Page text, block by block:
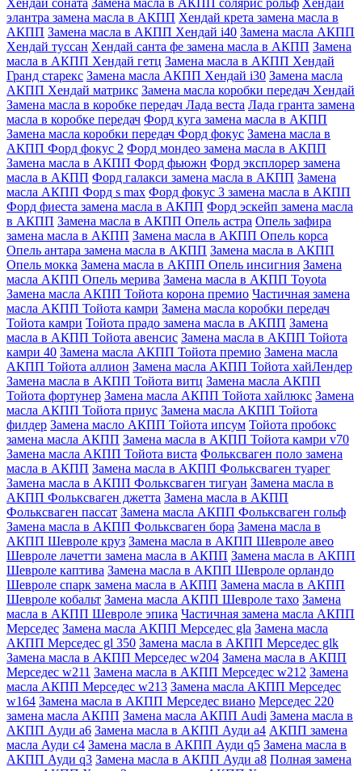
элантра замена масла в АКПП Хендай крета замена масла в
АКПП Замена масла в АКПП Хендай i40 Замена масла АКПП
Хендай туссан Хендай санта фе замена масла в АКПП Замена
масла в АКПП Хендай гетц Замена масла в АКПП Хендай
Гранд старекс Замена масла АКПП Хендай i30 Замена масла
АКПП Хендай матрикс Замена масла коробки передач Хендай
Замена масла в коробке передач Лада веста Лада гранта замена
масла в коробке передач Форд куга замена масла в АКПП
Замена масла коробки передач Форд фокус Замена масла в
АКПП Форд фокус 2 Форд мондео замена масла в АКПП
Замена масла в АКПП Форд фьюжн Форд эксплорер замена
масла в АКПП Форд галакси замена масла в АКПП Замена
масла АКПП Форд s max Форд фокус 3 замена масла в АКПП
Форд фиеста замена масла в АКПП Форд эскейп замена масла
в АКПП Замена масла в АКПП Опель астра Опель зафира
замена масла в АКПП Замена масла в АКПП Опель корса
Опель антара замена масла в АКПП Замена масла в АКПП
Опель мокка Замена масла в АКПП Опель инсигния Замена
масла АКПП Опель мерива Замена масла в АКПП Toyota
Замена масла АКПП Тойота корона премио Частичная замена
масла АКПП Тойота камри Замена масла коробки передач
Тойота камри Тойота прадо замена масла в АКПП Замена
масла в АКПП Тойота авенсис Замена масла в АКПП Тойота
камри 40 Замена масла АКПП Тойота премио Замена масла
АКПП Тойота аллион Замена масла АКПП Тойота хайЛендер
Замена масла в АКПП Тойота витц Замена масла АКПП
Тойота фортунер Замена масла АКПП Тойота хайлюкс Замена
масла АКПП Тойота приус Замена масла АКПП Тойота
филдер Замена масло АКПП Тойота ипсум Тойота пробокс
замена масла АКПП Замена масла в АКПП Тойота камри v70
Замена масла АКПП Тойота виста Фольксваген поло замена
масла в АКПП Замена масла в АКПП Фольксваген туарег
Замена масла в АКПП Фольксваген тигуан Замена масла в
АКПП Фольксваген джетта Замена масла в АКПП
Фольксваген пассат Замена масла АКПП Фольксваген гольф
Замена масла в АКПП Фольксваген бора Замена масла в
АКПП Шевроле круз Замена масла в АКПП Шевроле авео
Шевроле лачетти замена масла в АКПП Замена масла в АКПП
Шевроле каптива Замена масла в АКПП Шевроле орландо
Шевроле спарк замена масла в АКПП Замена масла в АКПП
Шевроле кобальт Замена масла АКПП Шевроле тахо Замена
масла в АКПП Шевроле эпика Частичная замена масла АКПП
Мерседес Замена масла АКПП Мерседес gla Замена масла
АКПП Мерседес gl 350 Замена масла в АКПП Мерседес glk
Замена масла в АКПП Мерседес w204 Замена масла в АКПП
Мерседес w211 Замена масла в АКПП Мерседес w212 Замена
масла АКПП Мерседес w213 Замена масла АКПП Мерседес
w164 Замена масла в АКПП Мерседес виано Мерседес 220
замена масла АКПП Замена масла АКПП Audi Замена масла в
АКПП Ауди а6 Замена масла в АКПП Ауди а4 АКПП замена
масла Ауди с4 Замена масла в АКПП Ауди q5 Замена масла в
АКПП Ауди q3 Замена масла в АКПП Ауди а8 Полная замена